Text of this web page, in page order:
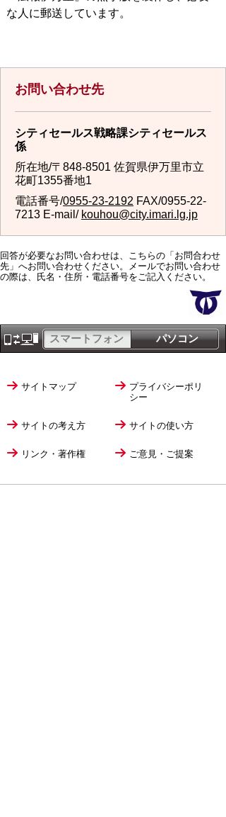
な人に郵送しています。
お問い合わせ先
シティセールス戦略課シティセールス
係
所在地/〒848-8501 佐賀県伊万里市立
花町1355番地1
電話番号/0955-23-2192 FAX/0955-22-
7213 E-mail/ kouhou@city.imari.lg.jp
回答が必要なお問い合わせは、こちらの「お問合わせ
先」へお問い合わせください。メールでお問い合わせ
の際は、氏名・住所・電話番号をご記入ください。
パソコン
スマートフォン
サイトマップ
プライバシーポリ
シー
サイトの考え方 サイトの使い方
リンク・著作権 ご意見・ご提案